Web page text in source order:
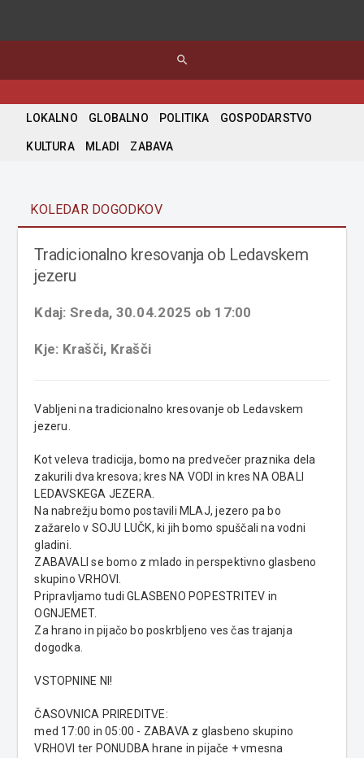
search
LOKALNO GLOBALNO POLITIKA GOSPODARSTVO
KULTURA MLADI ZABAVA
KOLEDAR DOGODKOV
Tradicionalno kresovanja ob Ledavskem
jezeru
Kdaj: Sreda, 30.04.2025 ob 17:00
Kje: Krašči, Krašči
Vabljeni na tradicionalno kresovanje ob Ledavskem
jezeru.
Kot veleva tradicija, bomo na predvečer praznika dela
zakurili dva kresova; kres NA VODI in kres NA OBALI
LEDAVSKEGA JEZERA.
Na nabrežju bomo postavili MLAJ, jezero pa bo
zažarelo v SOJU LUČK, ki jih bomo spuščali na vodni
gladini.
ZABAVALI se bomo z mlado in perspektivno glasbeno
skupino VRHOVI.
Pripravljamo tudi GLASBENO POPESTRITEV in
OGNJEMET.
Za hrano in pijačo bo poskrbljeno ves čas trajanja
dogodka.
VSTOPNINE NI!
ČASOVNICA PRIREDITVE:
med 17:00 in 05:00 - ZABAVA z glasbeno skupino
VRHOVI ter PONUDBA hrane in pijače + vmesna